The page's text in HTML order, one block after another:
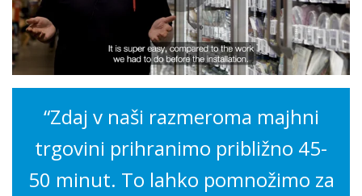
“Zdaj v naši razmeroma majhni
trgovini prihranimo približno 45-
50 minut. To lahko pomnožimo za